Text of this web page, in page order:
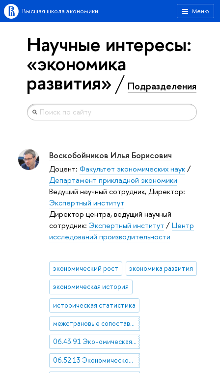
Меню
Высшая школа экономики
Научные интересы:
«экономика
развития» Подразделения
Воскобойников Илья Борисович
Доцент: Факультет экономических наук/
Департамент прикладной экономики
Ведущий научный сотрудник, Директор:
Экспертный институт
Директор центра, ведущий научный
сотрудник: Экспертный институт /Центр
исследований производительности
экономический рост экономика развития
экономическая история
историческая статистика
межстрановые сопоставления
06.43.91 Экономическая история отдельных стран
06.52.13 Экономическое развитие. Экономический рост